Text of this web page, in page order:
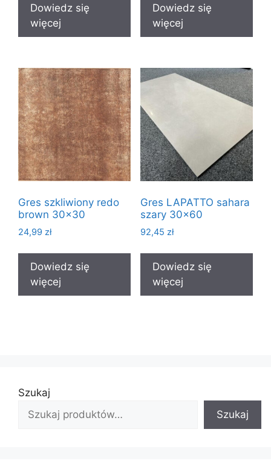
Dowiedz się
więcej
Dowiedz się
więcej
Gres szkliwiony redo
brown 30×30
24,99 zł
Dowiedz się
więcej
Gres LAPATTO sahara
szary 30×60
92,45 zł
Dowiedz się
więcej
Szukaj
Szukaj